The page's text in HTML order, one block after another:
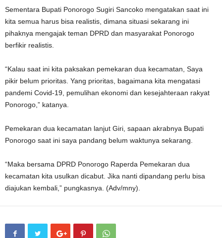
Sementara Bupati Ponorogo Sugiri Sancoko mengatakan saat ini
kita semua harus bisa realistis, dimana situasi sekarang ini
pihaknya mengajak teman DPRD dan masyarakat Ponorogo
berfikir realistis.
“Kalau saat ini kita paksakan pemekaran dua kecamatan, Saya
pikir belum prioritas. Yang prioritas, bagaimana kita mengatasi
pandemi Covid-19, pemulihan ekonomi dan kesejahteraan rakyat
Ponorogo,” katanya.
Pemekaran dua kecamatan lanjut Giri, sapaan akrabnya Bupati
Ponorogo saat ini saya pandang belum waktunya sekarang.
“Maka bersama DPRD Ponorogo Raperda Pemekaran dua
kecamatan kita usulkan dicabut. Jika nanti dipandang perlu bisa
diajukan kembali,” pungkasnya. (Adv/mny).